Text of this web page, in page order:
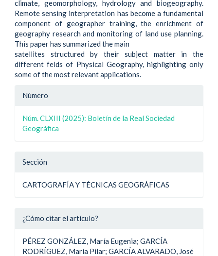
climate, geomorphology, hydrology and biogeography.
Remote sensing interpretation has become a fundamental
component of geographer training, the enrichment of
geography research and monitoring of land use planning.
This paper has summarized the main
satellites structured by their subject matter in the
different felds of Physical Geography, highlighting only
some of the most relevant applications.
Detalle
artículo
Número
Núm. CLXIII (2025): Boletín de la Real Sociedad
Geográfica
Sección
CARTOGRAFÍA Y TÉCNICAS GEOGRÁFICAS
¿Cómo citar el artículo?
PÉREZ GONZÁLEZ, María Eugenia; GARCÍA
RODRÍGUEZ, María Pilar; GARCÍA ALVARADO, José